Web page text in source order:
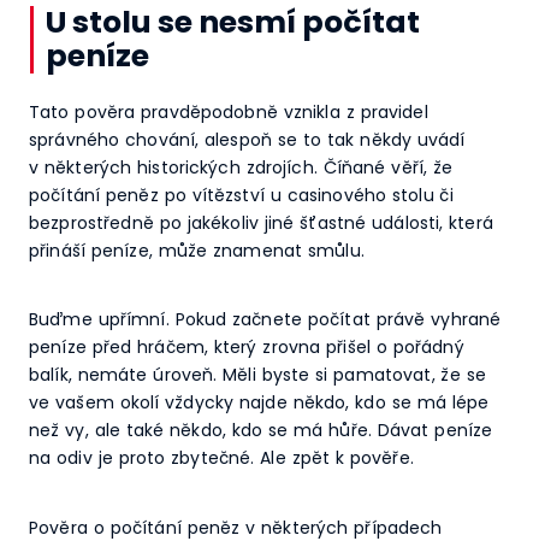
U stolu se nesmí počítat
peníze
Tato pověra pravděpodobně vznikla z pravidel
správného chování, alespoň se to tak někdy uvádí
v některých historických zdrojích. Číňané věří, že
počítání peněz po vítězství u casinového stolu či
bezprostředně po jakékoliv jiné šťastné události, která
přináší peníze, může znamenat smůlu.
Buďme upřímní. Pokud začnete počítat právě vyhrané
peníze před hráčem, který zrovna přišel o pořádný
balík, nemáte úroveň. Měli byste si pamatovat, že se
ve vašem okolí vždycky najde někdo, kdo se má lépe
než vy, ale také někdo, kdo se má hůře. Dávat peníze
na odiv je proto zbytečné. Ale zpět k pověře.
Pověra o počítání peněz v některých případech